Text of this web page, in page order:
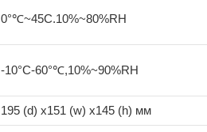
0°℃~45C.10%~80%RH
-10°C-60°℃,10%~90%RH
195 (d) x151 (w) x145 (h) мм